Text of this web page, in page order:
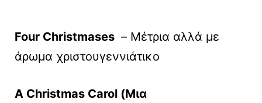
Four Christmases – Μέτρια αλλά με
άρωμα χριστουγεννιάτικο
A Christmas Carol (Μια